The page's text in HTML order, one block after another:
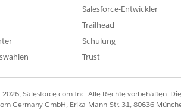
LÖSEN?
können.
Salesforce-Entwickler
Trailhead
Schulung
Trust
Salesforce.com Inc. Alle Rechte vorbehalten.
Germany GmbH, Erika-Mann-Str. 31, 80636